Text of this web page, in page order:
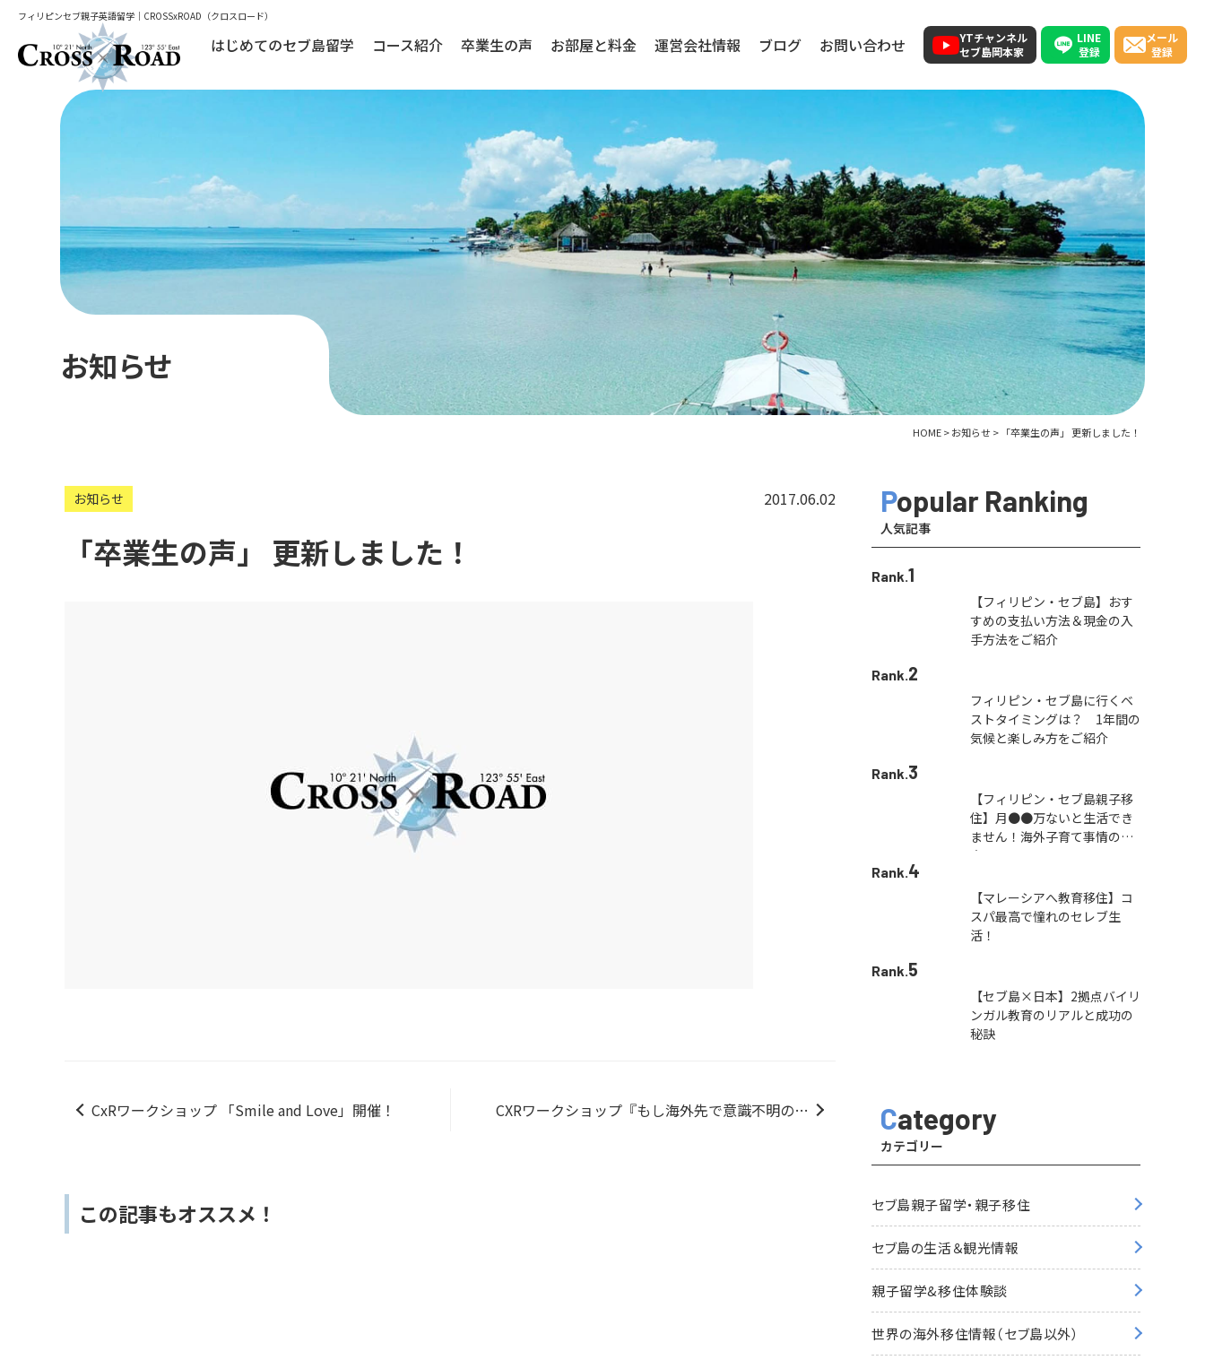
フィリピンセブ親子英語留学｜CROSSxROAD（クロスロード）
はじめてのセブ島留学 コース紹介 卒業生の声 お部屋と料金 運営会社情報 ブログ お問い合わせ
YTチャンネル
セブ島岡本家
LINE
登録
メール
登録
お知らせ
HOME>お知らせ > 「卒業生の声」 更新しました！
2017.06.02
お知らせ
「卒業生の声」 更新しました！
CxRワークショップ 「Smile and Love」開催！
CXRワークショップ『もし海外先で意識不明の人
この記事もオススメ！
Popular Ranking
人気記事
Rank.1
【フィリピン・セブ島】おす
すめの支払い方法＆現金の入
手方法をご紹介
Rank.2
フィリピン・セブ島に行くベ
ストタイミングは？ 1年間の
気候と楽しみ方をご紹介
Rank.3
【フィリピン・セブ島親子移
住】月●●万ないと生活でき
ません！海外子育て事情の本
音
Rank.4
【マレーシアへ教育移住】コ
スパ最高で憧れのセレブ生
活！
Rank.5
【セブ島×日本】2拠点バイリ
ンガル教育のリアルと成功の
秘訣
Category
カテゴリー
セブ島親子留学・親子移住
セブ島の生活＆観光情報
親子留学&移住体験談
世界の海外移住情報（セブ島以外）